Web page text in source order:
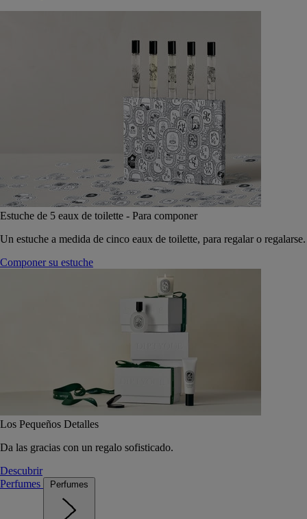
Estuche de 5 eaux de toilette - Para componer
Un estuche a medida de cinco eaux de toilette, para regalar o regalarse.
Componer su estuche
Los Pequeños Detalles
Da las gracias con un regalo sofisticado.
Descubrir
Perfumes
Perfumes